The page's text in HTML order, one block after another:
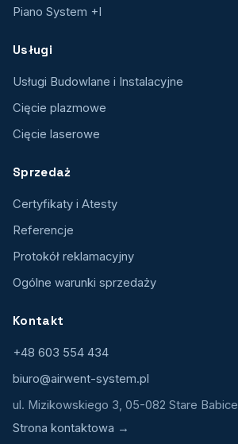
Piano System +I
Usługi
Usługi Budowlane i Instalacyjne
Cięcie plazmowe
Cięcie laserowe
Sprzedaż
Certyfikaty i Atesty
Referencje
Protokół reklamacyjny
Ogólne warunki sprzedaży
Kontakt
+48 603 554 434
biuro@airwent-system.pl
ul. Mizikowskiego 3, 05-082 Stare Babice
Strona kontaktowa →